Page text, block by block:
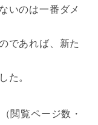
いのは一番ダメ
であれば、新た
た。
閲覧ページ数・